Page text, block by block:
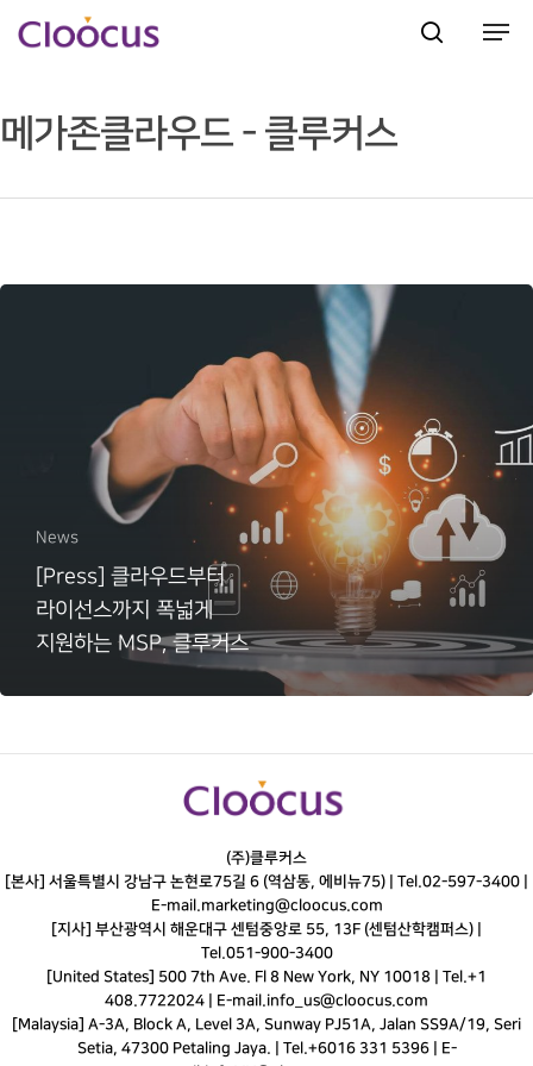
Hit enter to search or ESC to close
메가존클라우드 - 클루커스
News
[Press] 클라우드부터
라이선스까지 폭넓게
지원하는 MSP, 클루커스
(주)클루커스
[본사] 서울특별시 강남구 논현로75길 6 (역삼동, 에비뉴75) | Tel.02-597-3400
E-mail.marketing@cloocus.com
[지사] 부산광역시 해운대구 센텀중앙로 55, 13F (센텀산학캠퍼스) |
Tel.051-900-3400
[United States] 500 7th Ave. Fl 8 New York, NY 10018 | Tel.+1
408.7722024 | E-mail.info_us@cloocus.com
[Malaysia] A-3A, Block A, Level 3A, Sunway PJ51A, Jalan SS9A/19, Seri
Setia, 47300 Petaling Jaya. | Tel.+6016 331 5396 | E-